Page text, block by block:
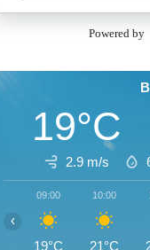
Powered by
19°C
2.9 m/s
09:00
19°C
10:00
21°C
‹